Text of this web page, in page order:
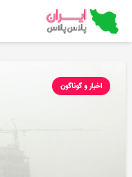
اخبار و گوناگون